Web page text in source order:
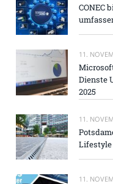
CONEC
11.
Dienste
2025
11.
Lifestyle
11.